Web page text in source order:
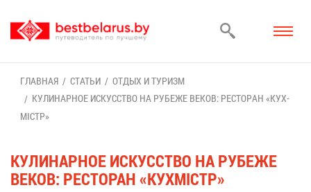
ГЛАВ­НАЯ СТА­ТЬИ
ОТ­ДЫХ И ТУ­РИЗМ
КУ­ЛИ­НАР­НОЕ ИС­КУС­СТВО НА РУ­БЕ­ЖЕ ВЕ­КОВ: РЕ­СТО­РАН «КУХ­
МIСТР»
КУ­ЛИ­НАР­НОЕ ИС­КУС­СТВО НА РУ­БЕ­ЖЕ
ВЕ­КОВ: РЕ­СТО­РАН «КУХ­МIСТР»